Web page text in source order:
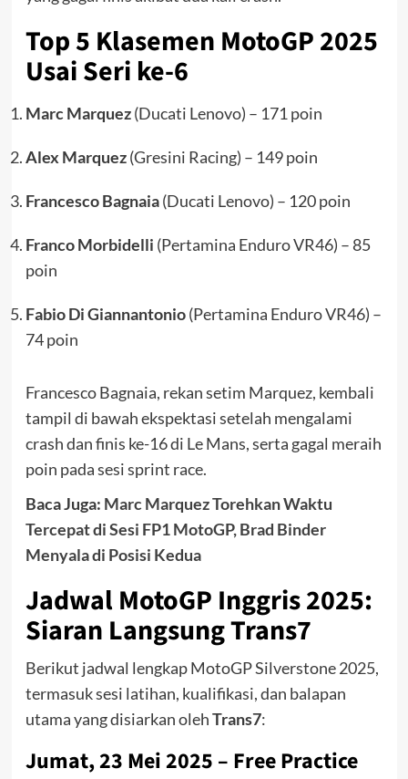
Top 5 Klasemen MotoGP 2025
Usai Seri ke-6
Marc Marquez(Ducati Lenovo) – 171 poin
Alex Marquez(Gresini Racing) – 149 poin
Francesco Bagnaia(Ducati Lenovo) – 120 poin
Franco Morbidelli (Pertamina Enduro VR46) – 85
poin
Fabio Di Giannantonio(Pertamina Enduro VR46) –
74 poin
Francesco Bagnaia, rekan setim Marquez, kembali
tampil di bawah ekspektasi setelah mengalami
crash dan finis ke-16 di Le Mans, serta gagal meraih
poin pada sesi sprint race.
Baca Juga: Marc Marquez Torehkan Waktu
Tercepat di Sesi FP1 MotoGP, Brad Binder
Menyala di Posisi Kedua
Jadwal MotoGP Inggris 2025:
Siaran Langsung Trans7
Berikut jadwal lengkap MotoGP Silverstone 2025,
termasuk sesi latihan, kualifikasi, dan balapan
utama yang disiarkan olehTrans7:
Jumat, 23 Mei 2025 – Free Practice